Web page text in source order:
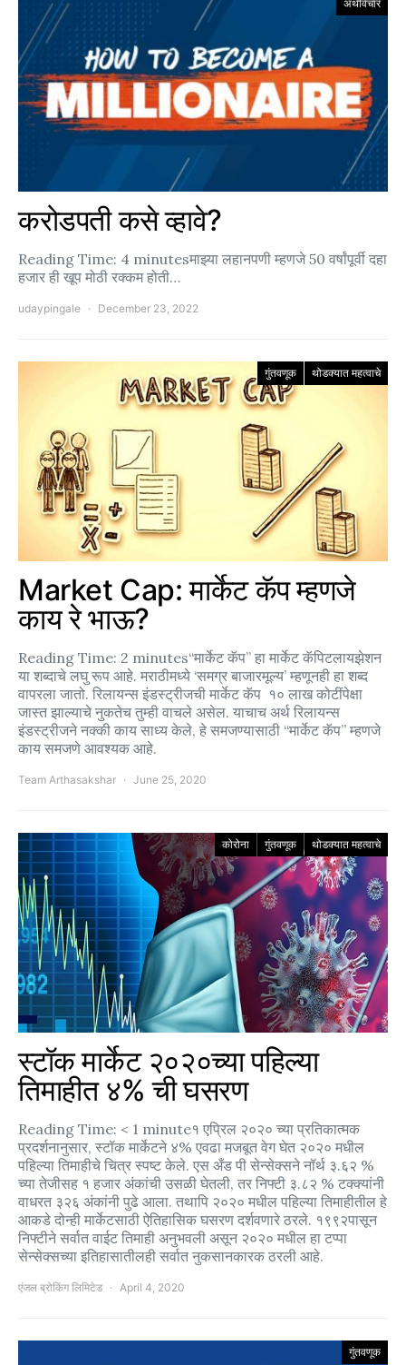
अर्थविचार
करोडपती कसे व्हावे?
Reading Time: 4 minutesमाझ्या लहानपणी म्हणजे 50 वर्षांपूर्वी दहा
हजार ही खूप मोठी रक्कम होती…
udaypingale December 23, 2022
गुंतवणूक थोडक्यात महत्वाचे
Market Cap: मार्केट कॅप म्हणजे
काय रे भाऊ?
Reading Time: 2 minutes“मार्केट कॅप” हा मार्केट कॅपिटलायझेशन
या शब्दाचे लघु रूप आहे. मराठीमध्ये ‘समग्र बाजारमूल्य’ म्हणूनही हा शब्द
वापरला जातो. रिलायन्स इंडस्ट्रीजची मार्केट कॅप १० लाख कोटींपेक्षा
जास्त झाल्याचे नुकतेच तुम्ही वाचले असेल. याचाच अर्थ रिलायन्स
इंडस्ट्रीजने नक्की काय साध्य केले, हे समजण्यासाठी “मार्केट कॅप” म्हणजे
काय समजणे आवश्यक आहे.
Team Arthasakshar June 25, 2020
कोरोना गुंतवणूक थोडक्यात महत्वाचे
स्टॉक मार्केट २०२०च्या पहिल्या
तिमाहीत ४% ची घसरण
Reading Time: < 1 minute१ एप्रिल २०२० च्या प्रतिकात्मक
प्रदर्शनानुसार, स्टॉक मार्केटने ४% एवढा मजबूत वेग घेत २०२० मधील
पहिल्या तिमाहीचे चित्र स्पष्ट केले. एस अँड पी सेन्सेक्सने नॉर्थ ३.६२ %
च्या तेजीसह १ हजार अंकांची उसळी घेतली, तर निफ्टी ३.८२ % टक्क्यांनी
वाधरत ३२६ अंकांनी पुढे आला. तथापि २०२० मधील पहिल्या तिमाहीतील हे
आकडे दोन्ही मार्केटसाठी ऐतिहासिक घसरण दर्शवणारे ठरले. १९९२पासून
निफ्टीने सर्वात वाईट तिमाही अनुभवली असून २०२० मधील हा टप्पा
सेन्सेक्सच्या इतिहासातीलही सर्वात नुकसानकारक ठरली आहे.
एंजल ब्रोकिंग लिमिटेड April 4, 2020
गुंतवणूक